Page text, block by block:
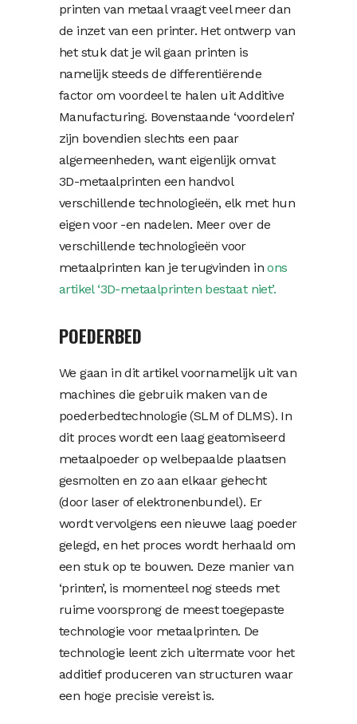
printen van metaal vraagt veel meer dan
de inzet van een printer. Het ontwerp van
het stuk dat je wil gaan printen is
namelijk steeds de differentiërende
factor om voordeel te halen uit Additive
Manufacturing. Bovenstaande ‘voordelen’
zijn bovendien slechts een paar
algemeenheden, want eigenlijk omvat
3D-metaalprinten een handvol
verschillende technologieën, elk met hun
eigen voor -en nadelen. Meer over de
verschillende technologieën voor
metaalprinten kan je terugvinden inons
artikel ‘3D-metaalprinten bestaat niet’.
POEDERBED
We gaan in dit artikel voornamelijk uit van
machines die gebruik maken van de
poederbedtechnologie (SLM of DLMS). In
dit proces wordt een laag geatomiseerd
metaalpoeder op welbepaalde plaatsen
gesmolten en zo aan elkaar gehecht
(door laser of elektronenbundel). Er
wordt vervolgens een nieuwe laag poeder
gelegd, en het proces wordt herhaald om
een stuk op te bouwen. Deze manier van
‘printen’, is momenteel nog steeds met
ruime voorsprong de meest toegepaste
technologie voor metaalprinten. De
technologie leent zich uitermate voor het
additief produceren van structuren waar
een hoge precisie vereist is.